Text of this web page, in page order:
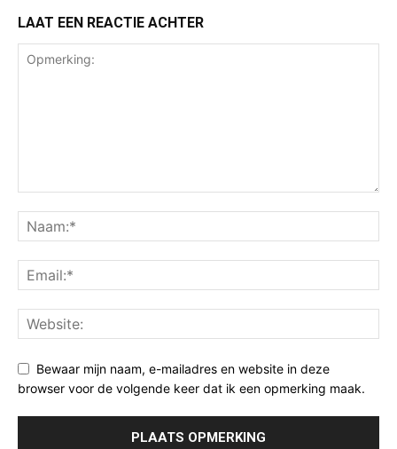
LAAT EEN REACTIE ACHTER
Bewaar mijn naam, e-mailadres en website in deze
browser voor de volgende keer dat ik een opmerking maak.